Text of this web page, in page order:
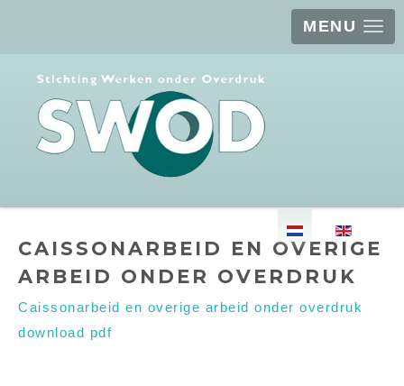
MENU
CAISSONARBEID EN OVERIGE
ARBEID ONDER OVERDRUK
Caissonarbeid en overige arbeid onder overdruk
download pdf